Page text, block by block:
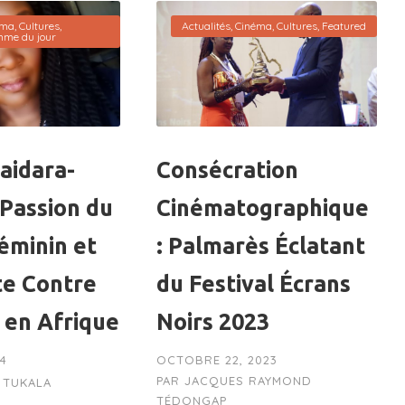
Cultures
du jour
du
et
Contre
en Afrique
Actualités, Cinéma Cultures, Featured
Consécration
Cinématographique
: Palmarès Éclatant
du Festival Écrans
Noirs 2023
OCTOBRE 22, 2023
PAR JACQUES RAYMOND
TÉDONGAP